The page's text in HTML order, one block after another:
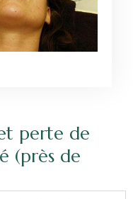
perte de
(près de